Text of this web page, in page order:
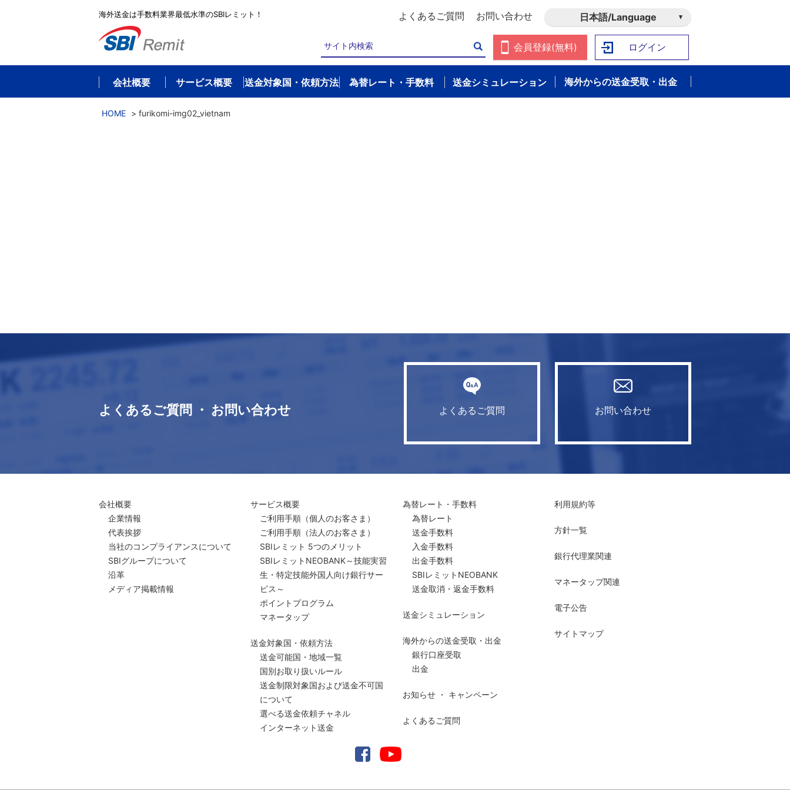
海外送金は手数料業界最低水準のSBIレミット！ よくあるご質問 お問い合わせ 日本語/Language
会員登録(無料) ログイン
会社概要 サービス概要 送金対象国・依頼方法 為替レート・手数料 送金シミュレーション 海外からの送金受取・出金
HOME > furikomi-img02_vietnam
よくあるご質問 ・ お問い合わせ よくあるご質問 お問い合わせ
会社概要
企業情報
代表挨拶
当社のコンプライアンスについて
SBIグループについて
沿革
メディア掲載情報
サービス概要
ご利用手順 （個人のお客さま）
ご利用手順 （法人のお客さま）
SBIレミット 5つのメリット
SBIレミットNEOBANK～技能実習
生・特定技能外国人向け銀行サー
ビス～
ポイントプログラム
マネータップ
送金対象国・依頼方法
送金可能国・地域一覧
国別お取り扱いルール
送金制限対象国および送金不可国
について
選べる送金依頼チャネル
インターネット送金
為替レート・手数料
為替レート
送金手数料
入金手数料
出金手数料
SBIレミットNEOBANK
送金取消・返金手数料
送金シミュレーション
海外からの送金受取・出金
銀行口座受取
出金
お知らせ ・ キャンペーン
よくあるご質問
利用規約等
方針一覧
銀行代理業関連
マネータップ関連
電子公告
サイトマップ